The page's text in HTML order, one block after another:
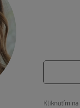
Kliknutím na